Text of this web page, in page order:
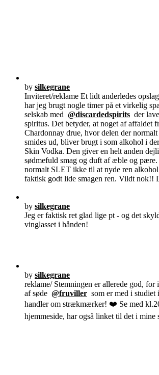
by silkegrane
Inviteret/reklame Et lidt anderledes
har jeg brugt nogle timer på et virkelig
selskab med @discardedspirits der
spiritus. Det betyder, at noget af affaldet
Chardonnay drue, hvor delen der
smides ud, bliver brugt i som alkohol i
Skin Vodka. Den giver en helt anden
sødmefuld smag og duft af æble og
normalt SLET ikke til at nyde ren
faktisk godt lide smagen ren. Vildt nok!!
by silkegrane
Jeg er faktisk ret glad lige pt - og det
vinglasset i hånden!
by silkegrane
reklame/ Stemningen er allerede god, for
af søde @fruviller som er med i studiet
handler om strækmærker! ❤️ Se med
hjemmeside, har også linket til det i mine